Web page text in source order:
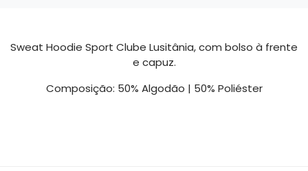
Sweat Hoodie Sport Clube Lusitânia, com bolso à frente
e capuz.
Composição: 50% Algodão | 50% Poliéster